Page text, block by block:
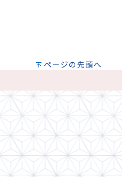
ページの先頭へ